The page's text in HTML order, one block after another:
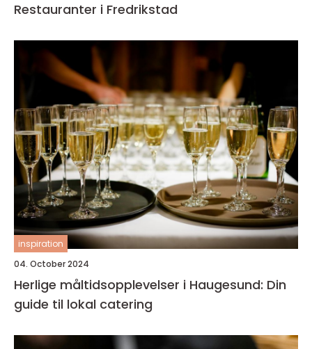
Restauranter i Fredrikstad
inspiration
04. October 2024
Herlige måltidsopplevelser i Haugesund: Din
guide til lokal catering